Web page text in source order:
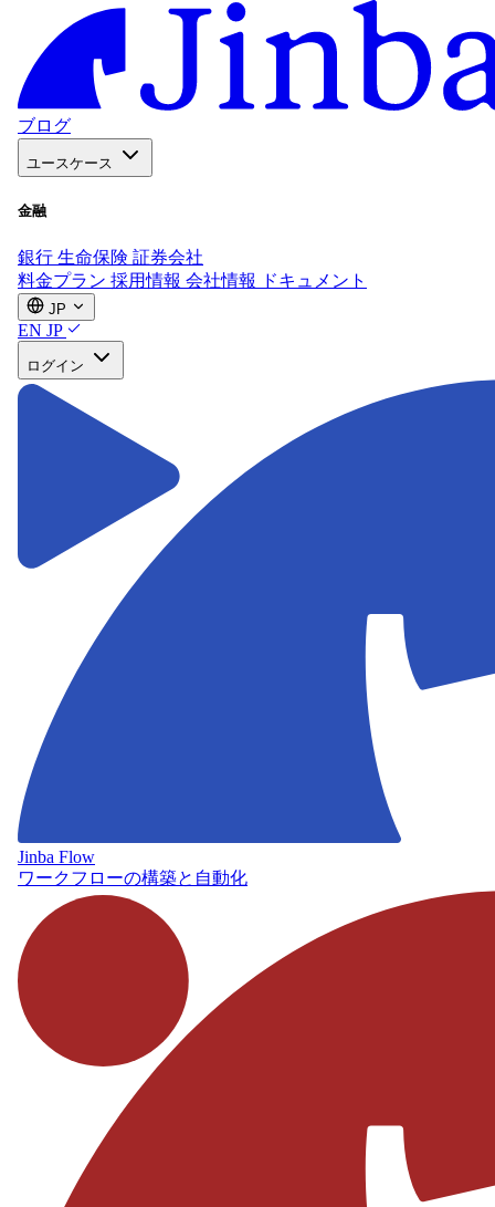
ブログ
ユースケース
金融
銀行 生命保険 証券会社
料金プラン 採用情報 会社情報 ドキュメント
JP
EN JP
ログイン
Jinba Flow
ワークフローの構築と自動化